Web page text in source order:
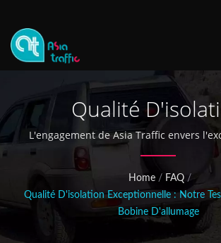
Qualité
Exceptionnelle :
Et Garantie De
D'allumage
L'engagement de Asia Traffic envers
d'endurance de l'isolation des
avancés avec des normes de haute
Home / FAQ /
Qualité D'isolation Exceptionnelle : Notre
Bobine D'allumage